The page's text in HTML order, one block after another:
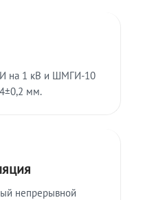
на 1 кВ и ШМГИ-10
мм.
непрерывной